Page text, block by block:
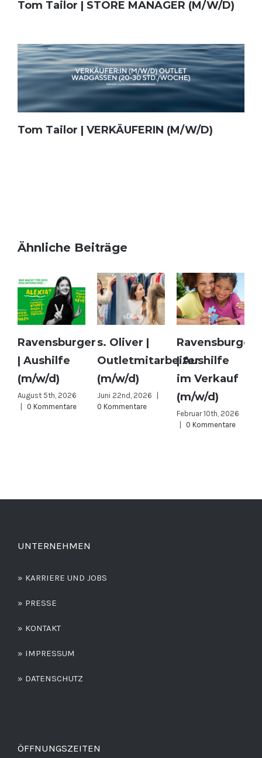
Tom Tailor | STORE MANAGER (M/W/D)
Tom Tailor | VERKÄUFERIN (M/W/D)
Ähnliche Beiträge
Ravensburger
| Aushilfe
(m/w/d)
August 5th, 2026
0 Kommentare
s. Oliver |
Outletmitarbeiter
(m/w/d)
Juni 22nd, 2026
0 Kommentare
Ravensburger
| Aushilfe
im Verkauf
(m/w/d)
Februar 10th, 2026
0 Kommentare
UNTERNEHMEN
» KARRIERE UND JOBS
» PRESSE
» KONTAKT
» IMPRESSUM
» DATENSCHUTZ
ÖFFNUNGSZEITEN